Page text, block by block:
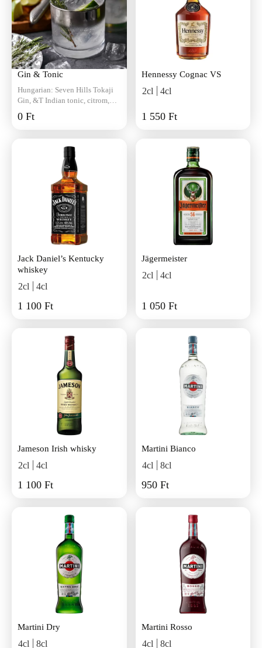
Gin & Tonic
Hungarian: Seven Hills Tokaji
Gin, &T Indian tonic, citrom,
Malfy Rosa gin, &T Persian
0 Ft
Hennessy Cognac VS
2cl 4cl
1 550 Ft
Jack Daniel’s Kentucky
whiskey
2cl 4cl
1 100 Ft
Jägermeister
2cl 4cl
1 050 Ft
Jameson Irish whisky
2cl 4cl
1 100 Ft
Martini Bianco
4cl 8cl
950 Ft
Martini Dry
4cl 8cl
Martini Rosso
4cl 8cl